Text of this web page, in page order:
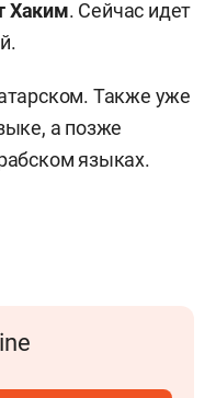
Хаким. Сейчас идет
Также уже
а позже
языках.